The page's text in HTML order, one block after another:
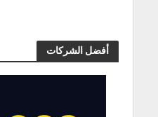
أفضل الشركات